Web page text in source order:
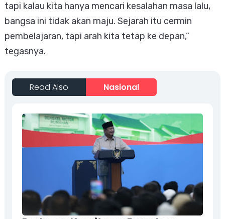
tapi kalau kita hanya mencari kesalahan masa lalu,
bangsa ini tidak akan maju. Sejarah itu cermin
pembelajaran, tapi arah kita tetap ke depan,”
tegasnya.
Read Also Nasional